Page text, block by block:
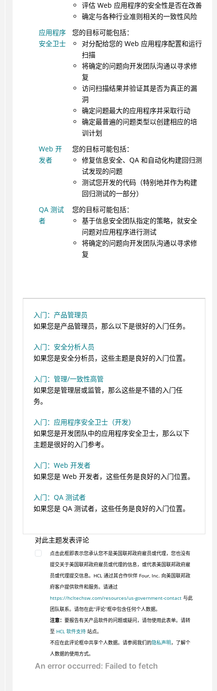
评估 Web 应用程序的安全性是否在改善
确定与各种行业准则相关的一致性风险
应用程序
安全卫士
您的目标可能包括：
对分配给您的 Web 应用程序配置和运行
扫描
将确定的问题向开发团队沟通以寻求修
复
访问扫描结果并验证其是否为真正的漏
洞
确定问题最大的应用程序并采取行动
确定最普遍的问题类型以创建相应的培
训计划
Web 开
发者
您的目标可能包括：
修复信息安全、QA 和自动化构建回归测
试发现的问题
测试您开发的代码（特别地并作为构建
回归测试的一部分）
QA 测试
者
您的目标可能包括：
基于信息安全团队指定的策略，就安全
问题对应用程序进行测试
将确定的问题向开发团队沟通以寻求修
复
入门：产品管理员
如果您是产品管理员，那么以下是很好的入门任务。
入门：安全分析人员
如果您是安全分析员，这些主题是良好的入门位置。
入门：管理/一致性高管
如果您是管理层或监管，那么这些是不错的入门任
务。
入门：应用程序安全卫士（开发）
如果您是开发团队中的应用程序安全卫士，那么以下
主题是很好的入门参考。
入门：Web 开发者
如果您是 Web 开发者，这些任务是良好的入门位置。
入门：QA 测试者
如果您是 QA 测试者，这些任务是良好的入门位置。
对此主题发表评论
点击此框即表示您承认您不是美国联邦政府雇员或代理，您也没有
提交关于美国联邦政府雇员或代理的信息，或代表美国联邦政府雇
员或代理提交信息。HCL 通过其合作伙伴 Four, Inc. 向美国联邦政
府客户提供软件和服务。请通过
https://hcltechsw.com/resources/us-government-contact与此
团队联系。请勿在此“评论”框中包含任何个人数据。
注意： 要报告有关产品软件的问题或疑问，请勿使用此表单。请转
至 HCL 软件支持站点。
不应在此评论框中共享个人数据。请参阅我们的隐私声明，了解个
人数据的使用方式。